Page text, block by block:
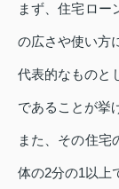
まず、住宅ロー
の広さや使い方
代表的なものと
であることが挙
また、その住宅
体の2分の1以上